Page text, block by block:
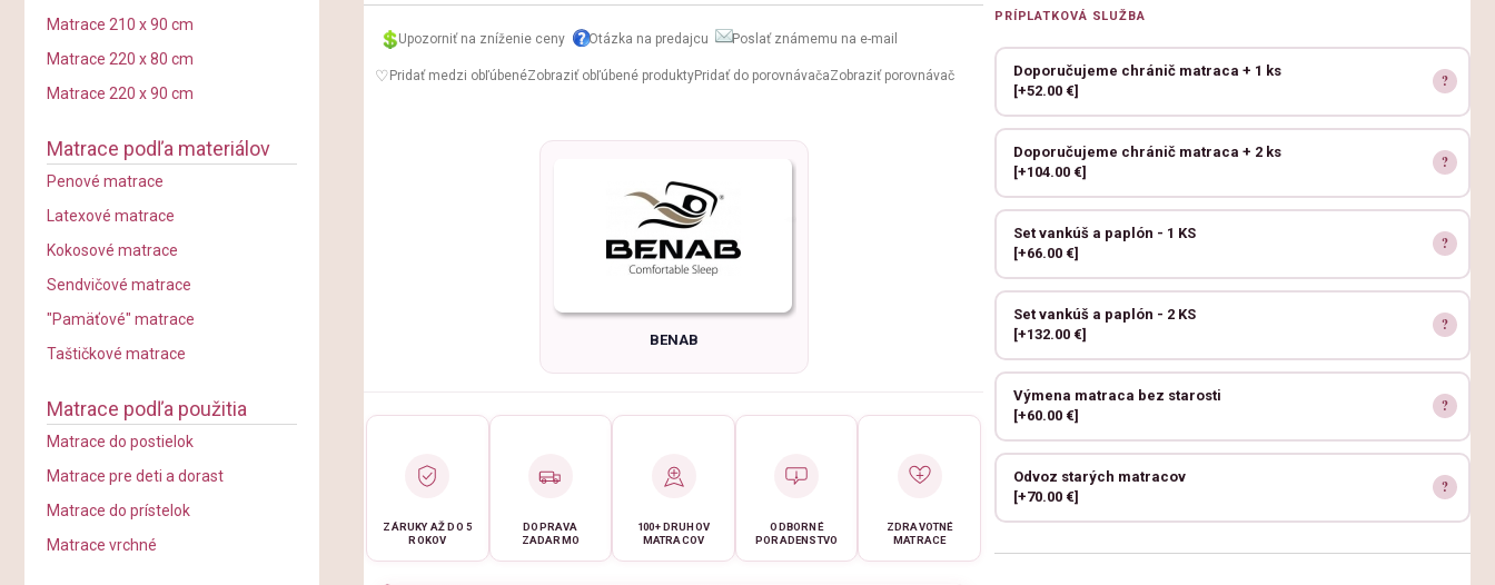
Matrace 210 x 90 cm
Matrace 220 x 80 cm
Matrace 220 x 90 cm
Matrace podľa materiálov
Penové matrace
Latexové matrace
Kokosové matrace
Sendvičové matrace
"Pamäťové" matrace
Taštičkové matrace
Matrace podľa použitia
Matrace do postielok
Matrace pre deti a dorast
Matrace do prístelok
Matrace vrchné
Upozorniť na zníženie ceny Otázka na predajcu Poslať známemu na e-mail
Pridať medzi obľúbenéZobraziť obľúbené produktyPridať do porovnávačaZobraziť porovnávač
BENAB
ZÁRUKY AŽ DO 5
ROKOV
DOPRAVA
ZADARMO
100+ DRUHOV
MATRACOV
ODBORNÉ
PORADENSTVO
ZDRAVOTNÉ
MATRACE
PRÍPLATKOVÁ SLUŽBA
Doporučujeme chránič matraca + 1 ks
[+52.00 €]
Doporučujeme chránič matraca + 2 ks
[+104.00 €]
Set vankúš a paplón - 1 KS
[+66.00 €]
Set vankúš a paplón - 2 KS
[+132.00 €]
Výmena matraca bez starosti
[+60.00 €]
Odvoz starých matracov
[+70.00 €]